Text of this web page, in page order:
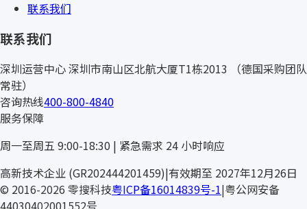
联系我们
联系我们
深圳运营中心深圳市南山区北航大厦T1栋2013
（德国采购团队
常驻）
咨询热线400-800-4840
服务保障
周一至周五 9:00-18:30 | 紧急需求 24 小时响应
高新技术企业 (GR202444201459)|有效期至 2027年12月26日
© 2016-2026 零搜科技粤ICP备16014839号-1|粤公网安备
44030402001552号